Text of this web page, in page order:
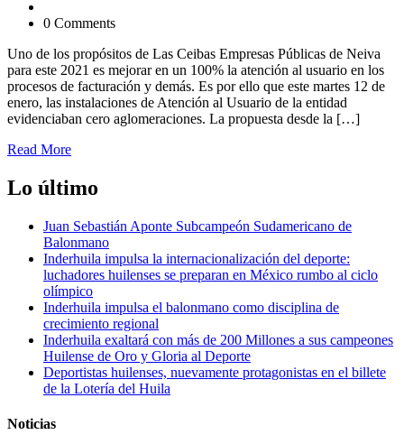
0 Comments
Uno de los propósitos de Las Ceibas Empresas Públicas de Neiva
para este 2021 es mejorar en un 100% la atención al usuario en los
procesos de facturación y demás. Es por ello que este martes 12 de
enero, las instalaciones de Atención al Usuario de la entidad
evidenciaban cero aglomeraciones. La propuesta desde la […]
Read More
Lo último
Juan Sebastián Aponte Subcampeón Sudamericano de
Balonmano
Inderhuila impulsa la internacionalización del deporte:
luchadores huilenses se preparan en México rumbo al ciclo
olímpico
Inderhuila impulsa el balonmano como disciplina de
crecimiento regional
Inderhuila exaltará con más de 200 Millones a sus campeones
Huilense de Oro y Gloria al Deporte
Deportistas huilenses, nuevamente protagonistas en el billete
de la Lotería del Huila
Noticias